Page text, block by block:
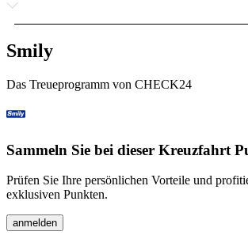
Smily
Das Treueprogramm von CHECK24
Sammeln Sie bei dieser Kreuzfahrt
Prüfen Sie Ihre persönlichen Vorteile und
exklusiven Punkten.
anmelden